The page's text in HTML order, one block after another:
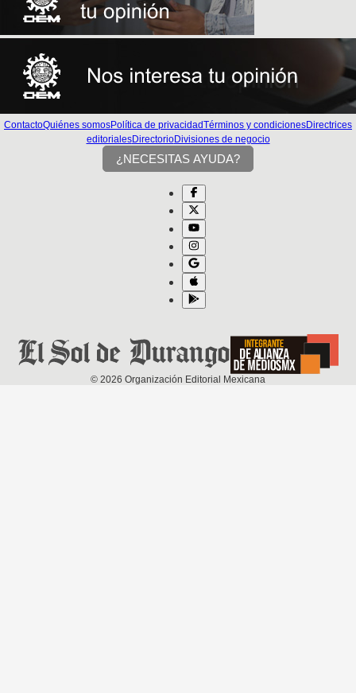
ContactoQuiénes somosPolítica de privacidadTérminos y condicionesDirectrices
editorialesDirectorioDivisiones de negocio
¿NECESITAS AYUDA?
© 2026 Organización Editorial Mexicana